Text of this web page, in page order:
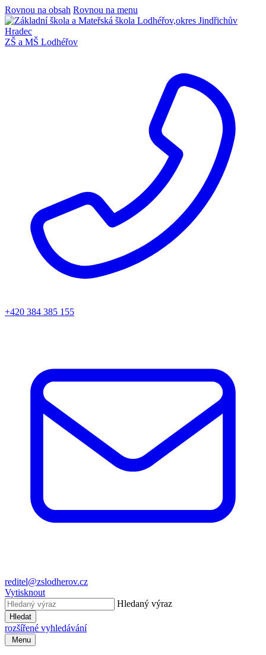
Rovnou na obsah Rovnou na menu
ZŠ a MŠ Lodhéřov
+420 384 385 155
reditel@zslodherov.cz
Vytisknout
Hledaný výraz
Hledat
rozšířené vyhledávání
Menu